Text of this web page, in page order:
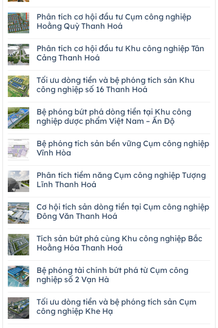
Phân tích cơ hội đầu tư Cụm công nghiệp
Hoằng Quỳ Thanh Hoá
Phân tích cơ hội đầu tư Khu công nghiệp Tân
Cảng Thanh Hoá
Tối ưu dòng tiền và bệ phóng tích sản Khu
công nghiệp số 16 Thanh Hoá
Bệ phóng bứt phá dòng tiền tại Khu công
nghiệp dược phẩm Việt Nam – Ấn Độ
Bệ phóng tích sản bền vững Cụm công nghiệp
Vĩnh Hòa
Phân tích tiềm năng Cụm công nghiệp Tượng
Lĩnh Thanh Hoá
Cơ hội tích sản dòng tiền tại Cụm công nghiệp
Đông Văn Thanh Hoá
Tích sản bứt phá cùng Khu công nghiệp Bắc
Hoằng Hóa Thanh Hoá
Bệ phóng tài chính bứt phá từ Cụm công
nghiệp số 2 Vạn Hà
Tối ưu dòng tiền và bệ phóng tích sản Cụm
công nghiệp Khe Hạ